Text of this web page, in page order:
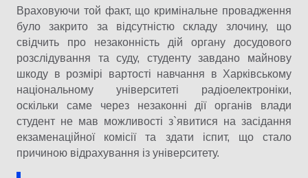
Враховуючи той факт, що кримінальне провадження
було закрито за відсутністю складу злочину, що
свідчить про незаконність дій органу досудового
розслідування та суду, студенту завдано майнову
шкоду в розмірі вартості навчання в Харківському
національному університеті радіоелектроніки,
оскільки саме через незаконні дії органів влади
студент не мав можливості з`явитися на засідання
екзаменаційної комісії та здати іспит, що стало
причиною відрахування із університету.